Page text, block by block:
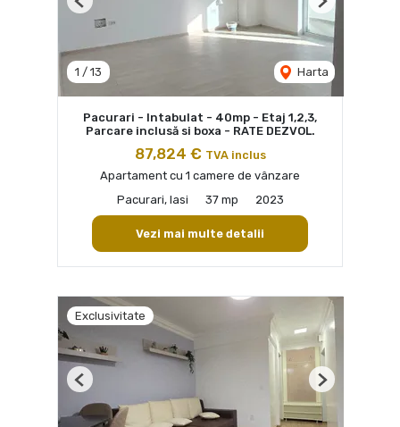
1 / 13 Harta
Previous Next
Pacurari - Intabulat - 40mp - Etaj 1,2,3,
Parcare inclusă si boxa - RATE DEZVOL.
87,824 € TVA inclus
Apartament cu 1 camere de vânzare
Pacurari, Iasi
37 mp 2023
Vezi mai multe detalii
Exclusivitate
Previous Next